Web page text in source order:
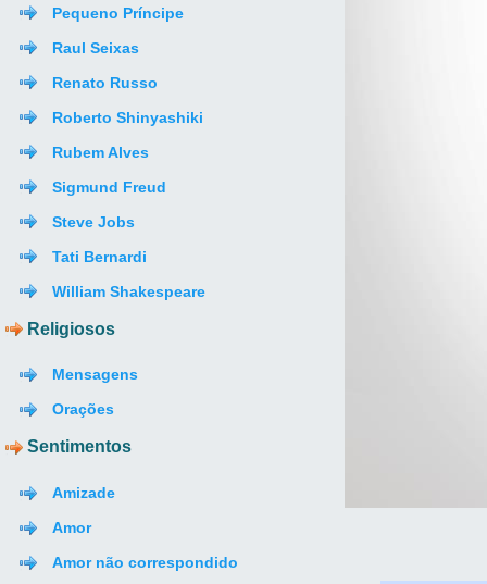
Pequeno Príncipe
Raul Seixas
Renato Russo
Roberto Shinyashiki
Rubem Alves
Sigmund Freud
Steve Jobs
Tati Bernardi
William Shakespeare
Religiosos
Mensagens
Orações
Sentimentos
Amizade
Amor
Amor não correspondido